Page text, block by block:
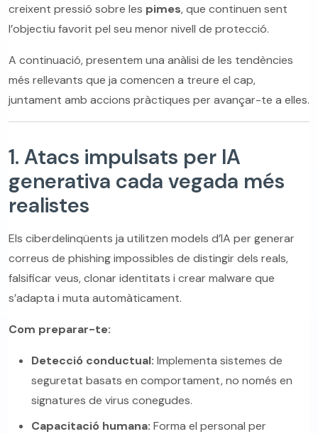
creixent pressió sobre les pimes, que continuen sent
l’objectiu favorit pel seu menor nivell de protecció.
A continuació, presentem una anàlisi de les tendències
més rellevants que ja comencen a treure el cap,
juntament amb accions pràctiques per avançar-te a elles.
1. Atacs impulsats per IA
generativa cada vegada més
realistes
Els ciberdelinqüents ja utilitzen models d’IA per generar
correus de phishing impossibles de distingir dels reals,
falsificar veus, clonar identitats i crear malware que
s’adapta i muta automàticament.
Com preparar-te:
Detecció conductual: Implementa sistemes de
seguretat basats en comportament, no només en
signatures de virus conegudes.
Capacitació humana: Forma el personal per